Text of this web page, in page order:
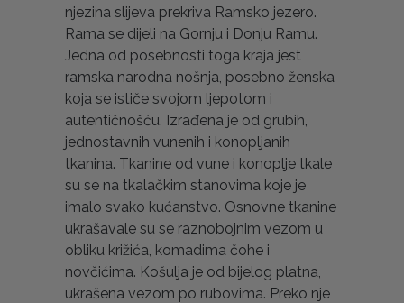
njezina slijeva prekriva Ramsko jezero.
Rama se dijeli na Gornju i Donju Ramu.
Jedna od posebnosti toga kraja jest
ramska narodna nošnja, posebno ženska
koja se ističe svojom ljepotom i
autentičnošću. Izrađena je od grubih,
jednostavnih vunenih i konopljanih
tkanina. Tkanine od vune i konoplje tkale
su se na tkalačkim stanovima koje je
imalo svako kućanstvo. Osnovne tkanine
ukrašavale su se raznobojnim vezom u
obliku križića, komadima čohe i
novčićima. Košulja je od bijelog platna,
ukrašena vezom po rubovima. Preko nje